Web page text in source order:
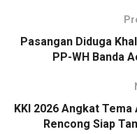
Pasangan Diduga
PP-WH Banda
KKI 2026 Angkat
Rencong Siap